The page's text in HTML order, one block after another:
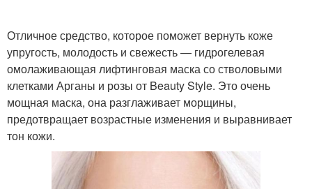
Отличное средство, которое поможет вернуть коже
упругость, молодость и свежесть — гидрогелевая
омолаживающая лифтинговая маска со стволовыми
клетками Арганы и розы от Beauty Style. Это очень
мощная маска, она разглаживает морщины,
предотвращает возрастные изменения и выравнивает
тон кожи.